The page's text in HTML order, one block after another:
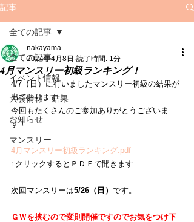
記事
全ての記事
イベント情報
大会情報・結果
お知らせ
マンスリー
全ての記事
4月マンスリー初級ランキング！
nakayama
2024年4月8日 読了時間: 1分
4/7（日）に行いましたマンスリー初級の結果が
出ております！
今回もたくさんのご参加ありがとうございま
す！
4月マンスリー初級ランキング.pdf
↑クリックするとＰＤＦで開きます
次回マンスリーは5/26（日） です。
ＧＷを挟むので変則開催ですのでお気をつけ下